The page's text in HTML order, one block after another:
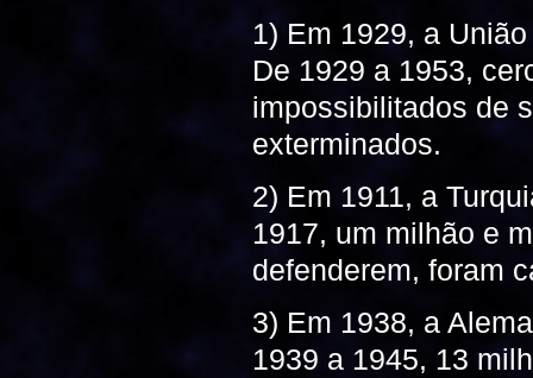
1) Em 1929, a
De 1929 a 1953,
impossibilitados de
exterminados.
2) Em 1911, a
1917, um milhão e
defenderem, foram
3) Em 1938, a
1939 a 1945, 13